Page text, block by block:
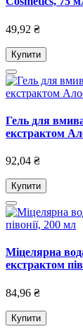
49,92 ₴
Купити
Гель для
екстрактом
92,04 ₴
Купити
Міцелярна
екстрактом
84,96 ₴
Купити